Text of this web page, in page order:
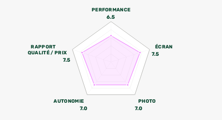
PERFORMANCE
6.5
ÉCRAN
7.5
PHOTO
7.0
AUTONOMIE
7.0
RAPPORT
QUALITÉ / PRIX
7.5